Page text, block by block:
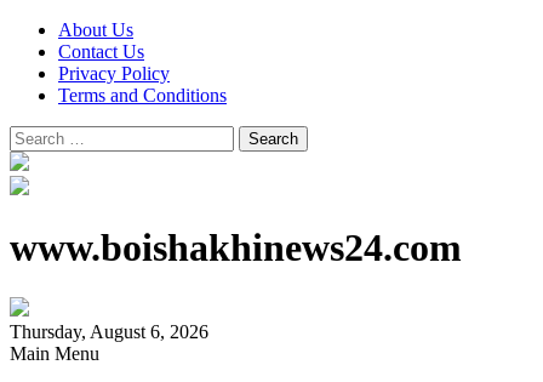
About Us
Contact Us
Privacy Policy
Terms and Conditions
Search
for:
www.boishakhinews24.com
Thursday, August 6, 2026
Main Menu